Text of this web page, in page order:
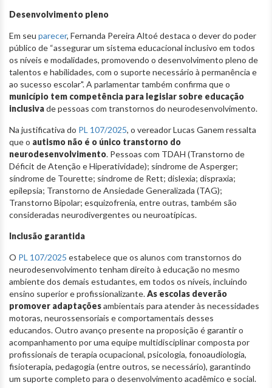
Desenvolvimento pleno
Em seu parecer, Fernanda Pereira Altoé destaca o dever do poder
público de “assegurar um sistema educacional inclusivo em todos
os níveis e modalidades, promovendo o desenvolvimento pleno de
talentos e habilidades, com o suporte necessário à permanência e
ao sucesso escolar". A parlamentar também confirma que o
município tem competência para legislar sobre educação
inclusivade pessoas com transtornos do neurodesenvolvimento.
Na justificativa do PL 107/2025, o vereador Lucas Ganem ressalta
que o autismo não é o único transtorno do
neurodesenvolvimento. Pessoas com TDAH (Transtorno de
Déficit de Atenção e Hiperatividade); síndrome de Asperger;
síndrome de Tourette; síndrome de Rett; dislexia; dispraxia;
epilepsia; Transtorno de Ansiedade Generalizada (TAG);
Transtorno Bipolar; esquizofrenia, entre outras, também são
consideradas neurodivergentes ou neuroatípicas.
Inclusão garantida
O PL 107/2025 estabelece que os alunos com transtornos do
neurodesenvolvimento tenham direito à educação no mesmo
ambiente dos demais estudantes, em todos os níveis, incluindo
ensino superior e profissionalizante.As escolas deverão
promover adaptaçõesambientais para atender às necessidades
motoras, neurossensoriais e comportamentais desses
educandos. Outro avanço presente na proposição é garantir o
acompanhamento por uma equipe multidisciplinar composta por
profissionais de terapia ocupacional, psicologia, fonoaudiologia,
fisioterapia, pedagogia (entre outros, se necessário), garantindo
um suporte completo para o desenvolvimento acadêmico e social.